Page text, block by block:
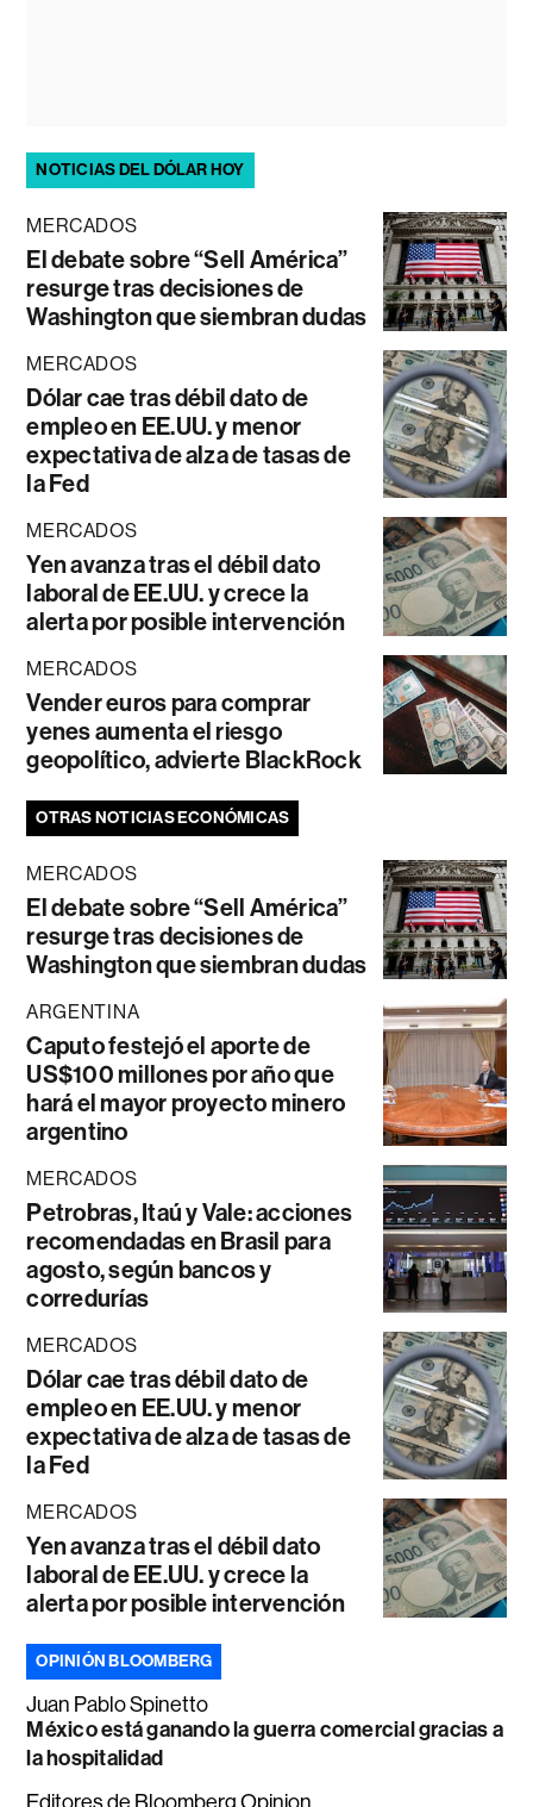
NOTICIAS DEL DÓLAR HOY
MERCADOS
El debate sobre “Sell América”
resurge tras decisiones de
Washington que siembran dudas
MERCADOS
Dólar cae tras débil dato de
empleo en EE.UU. y menor
expectativa de alza de tasas de
la Fed
MERCADOS
Yen avanza tras el débil dato
laboral de EE.UU. y crece la
alerta por posible intervención
MERCADOS
Vender euros para comprar
yenes aumenta el riesgo
geopolítico, advierte BlackRock
OTRAS NOTICIAS ECONÓMICAS
MERCADOS
El debate sobre “Sell América”
resurge tras decisiones de
Washington que siembran dudas
ARGENTINA
Caputo festejó el aporte de
US$100 millones por año que
hará el mayor proyecto minero
argentino
MERCADOS
Petrobras, Itaú y Vale: acciones
recomendadas en Brasil para
agosto, según bancos y
corredurías
MERCADOS
Dólar cae tras débil dato de
empleo en EE.UU. y menor
expectativa de alza de tasas de
la Fed
MERCADOS
Yen avanza tras el débil dato
laboral de EE.UU. y crece la
alerta por posible intervención
OPINIÓN BLOOMBERG
Juan Pablo Spinetto
México está ganando la guerra comercial gracias a
la hospitalidad
Editores de Bloomberg Opinion